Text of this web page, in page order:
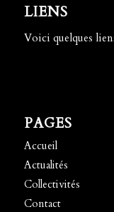
LIENS
Voici quelques
PAGES
Accueil
Actualités
Collectivités
Contact